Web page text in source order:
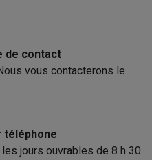
de contact
vous contacterons le
téléphone
jours ouvrables de 8 h 30